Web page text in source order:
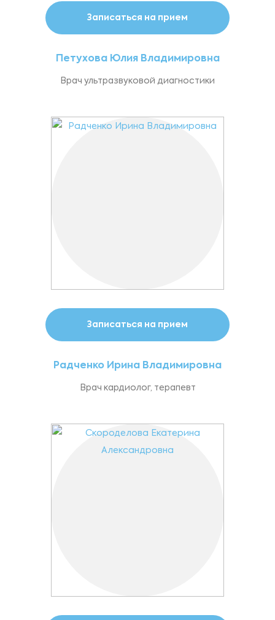
Записаться на прием
Петухова Юлия Владимировна
Врач ультразвуковой диагностики
Записаться на прием
Радченко Ирина Владимировна
Врач кардиолог, терапевт